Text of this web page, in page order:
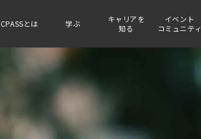
CPASSとは 学ぶ
キャリアを
知る
イベント
コミュニティ